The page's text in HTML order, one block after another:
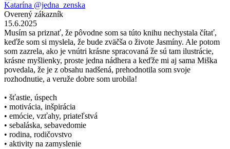
Katarína @jedna_zenska
Overený zákazník
15.6.2025
Musím sa priznať, že pôvodne som sa túto knihu nechystala čítať,
keďže som si myslela, že bude zväčša o živote Jasmíny. Ale potom
som zazrela, ako je vnútri krásne spracovaná že sú tam ilustrácie,
krásne myšlienky, proste jedna nádhera a keďže mi aj sama Miška
povedala, že je z obsahu nadšená, prehodnotila som svoje
rozhodnutie, a veruže dobre som urobila!
• šťastie, úspech
• motivácia, inšpirácia
• emócie, vzťahy, priateľstvá
• sebaláska, sebavedomie
• rodina, rodičovstvo
• aktivity na zamyslenie